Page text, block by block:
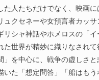
た人たちだけでなく、映画に
ュクセネーや女預言者カッサ
リシャ神話やホメロスの「イ
た世界が精妙に織りなされて
」を中心に、戦争の虚しさと
いた「想定問答」「船はもう